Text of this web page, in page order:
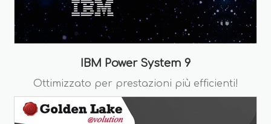
IBM Power System 9
Ottimizzato per prestazioni più efficienti!